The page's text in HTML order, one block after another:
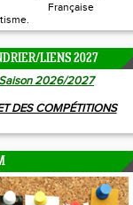
Française
LIENS 2027
Saison 2026/2027
DES COMPÉTITIONS